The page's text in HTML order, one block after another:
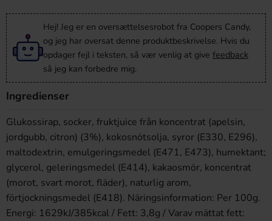
Hej! Jeg er en oversættelsesrobot fra Coopers Candy,
og jeg har oversat denne produktbeskrivelse. Hvis du
opdager fejl i teksten, så vær venlig at give feedback
så jeg kan forbedre mig.
Ingredienser
Glukossirap, socker, fruktjuice från koncentrat (apelsin,
jordgubb, citron) (3%), kokosnötsolja, syror (E330, E296),
maltodextrin, emulgeringsmedel (E471, E473), humektant;
glycerol, geleringsmedel (E414), kakaosmör, koncentrat
(morot, svart morot, fläder), naturlig arom,
förtjockningsmedel (E418). Näringsinformation: Per 100g.
Energi: 1629kJ/385kcal / Fett: 3,8g / Varav mättat fett: